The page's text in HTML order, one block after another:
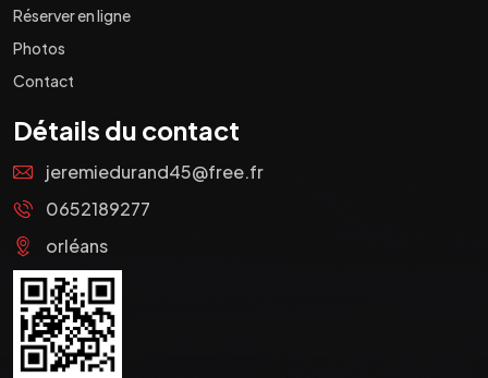
Réserver en ligne
Photos
Contact
Détails du contact
jeremiedurand45@free.fr
0652189277
orléans